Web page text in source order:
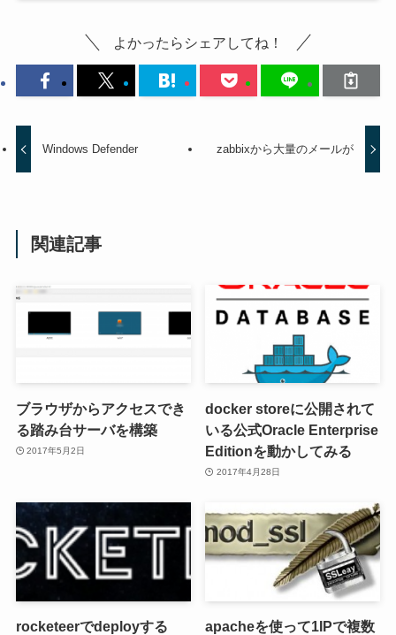
よかったらシェアしてね！
Windows Defender zabbixから大量のメールが
関連記事
ブラウザからアクセスでき
る踏み台サーバを構築
2017年5月2日
docker storeに公開されて
いる公式Oracle Enterprise
Editionを動かしてみる
2017年4月28日
rocketeerでdeployする
apacheを使って1IPで複数